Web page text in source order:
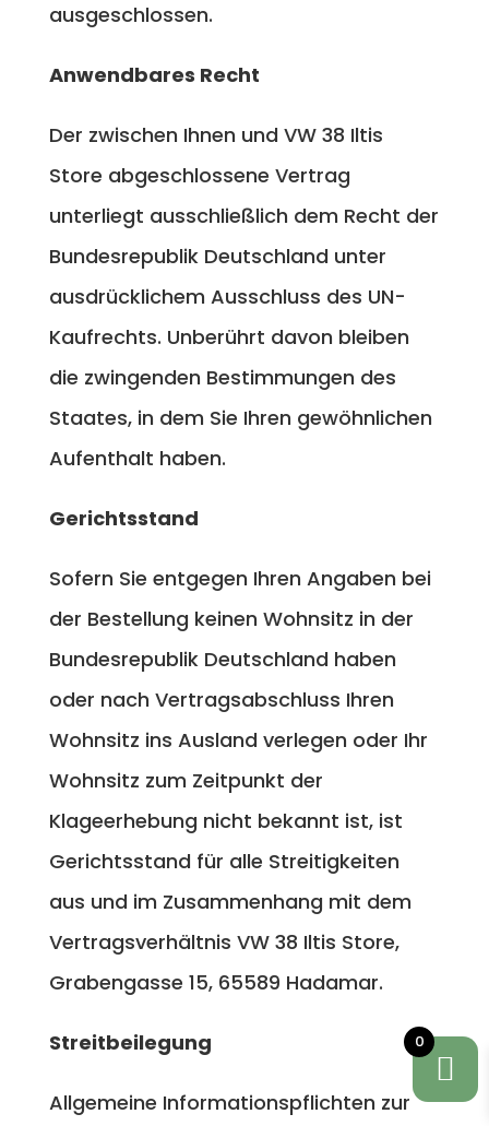
ausgeschlossen.
Anwendbares Recht
Der zwischen Ihnen und VW 38 Iltis
Store abgeschlossene Vertrag
unterliegt ausschließlich dem Recht der
Bundesrepublik Deutschland unter
ausdrücklichem Ausschluss des UN-
Kaufrechts. Unberührt davon bleiben
die zwingenden Bestimmungen des
Staates, in dem Sie Ihren gewöhnlichen
Aufenthalt haben.
Gerichtsstand
Sofern Sie entgegen Ihren Angaben bei
der Bestellung keinen Wohnsitz in der
Bundesrepublik Deutschland haben
oder nach Vertragsabschluss Ihren
Wohnsitz ins Ausland verlegen oder Ihr
Wohnsitz zum Zeitpunkt der
Klageerhebung nicht bekannt ist, ist
Gerichtsstand für alle Streitigkeiten
aus und im Zusammenhang mit dem
Vertragsverhältnis VW 38 Iltis Store,
Grabengasse 15, 65589 Hadamar.
Streitbeilegung
Allgemeine Informationspflichten zur
0